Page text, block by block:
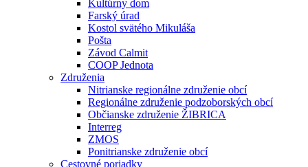
Kultúrny dom
Farský úrad
Kostol svätého Mikuláša
Pošta
Závod Calmit
COOP Jednota
Združenia
Nitrianske regionálne združenie obcí
Regionálne združenie podzoborských obcí
Občianske združenie ŽIBRICA
Interreg
ZMOS
Ponitrianske združenie obcí
Cestovné poriadky